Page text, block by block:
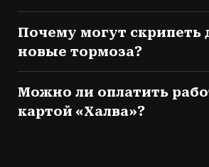
Почему могут скрипеть
новые тормоза?
Можно ли оплатить
картой «Халва»?